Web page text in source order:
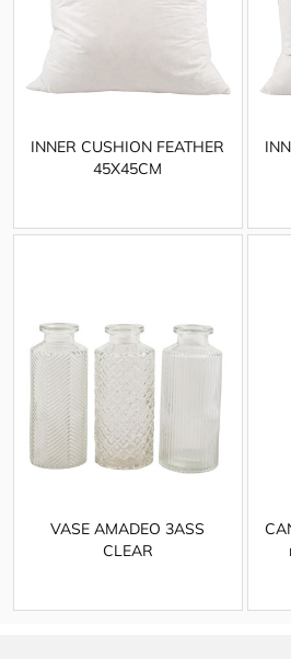
INNER CUSHION FEATHER
45X45CM
VASE AMADEO 3ASS
CLEAR